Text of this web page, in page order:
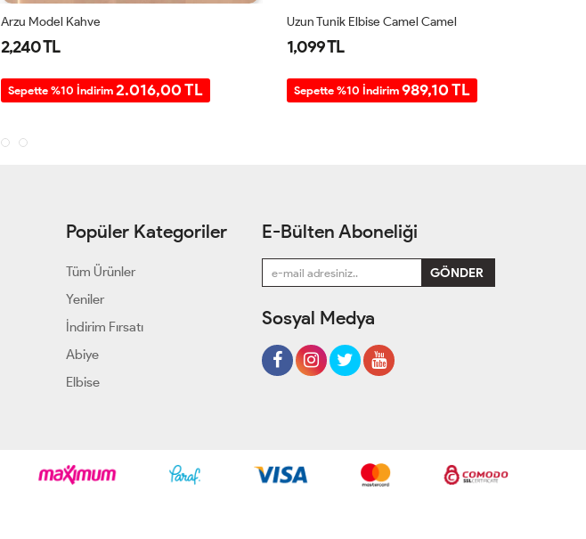
Arzu Model Kahve
2,240 TL
Sepette %10 İndirim 2.016,00 TL
Uzun Tunik Elbise Camel Camel
1,099 TL
Sepette %10 İndirim 989,10 TL
Popüler Kategoriler
Tüm Ürünler
Yeniler
İndirim Fırsatı
Abiye
Elbise
E-Bülten Aboneliği
Sosyal Medya